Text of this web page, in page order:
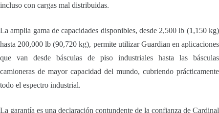
incluso con cargas mal distribuidas.
La amplia gama de capacidades disponibles, desde 2,500 lb (1,150 kg)
hasta 200,000 lb (90,720 kg), permite utilizar Guardian en aplicaciones
que van desde básculas de piso industriales hasta las básculas
camioneras de mayor capacidad del mundo, cubriendo prácticamente
todo el espectro industrial.
La garantía es una declaración contundente de la confianza de Cardinal